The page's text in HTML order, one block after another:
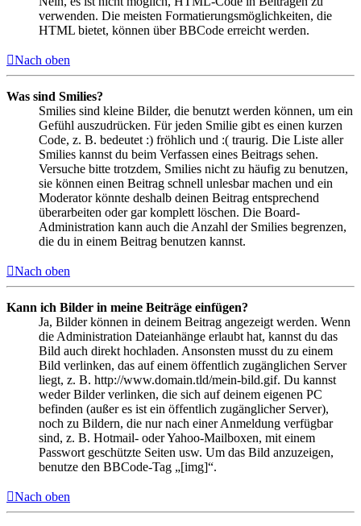
verwenden. Die meisten Formatierungsmöglichkeiten, die
HTML bietet, können über BBCode erreicht werden.
Nach oben
Was sind Smilies?
Smilies sind kleine Bilder, die benutzt werden können, um ein
Gefühl auszudrücken. Für jeden Smilie gibt es einen kurzen
Code, z. B. bedeutet :) fröhlich und :( traurig. Die Liste aller
Smilies kannst du beim Verfassen eines Beitrags sehen.
Versuche bitte trotzdem, Smilies nicht zu häufig zu benutzen,
sie können einen Beitrag schnell unlesbar machen und ein
Moderator könnte deshalb deinen Beitrag entsprechend
überarbeiten oder gar komplett löschen. Die Board-
Administration kann auch die Anzahl der Smilies begrenzen,
die du in einem Beitrag benutzen kannst.
Nach oben
Kann ich Bilder in meine Beiträge einfügen?
Ja, Bilder können in deinem Beitrag angezeigt werden. Wenn
die Administration Dateianhänge erlaubt hat, kannst du das
Bild auch direkt hochladen. Ansonsten musst du zu einem
Bild verlinken, das auf einem öffentlich zugänglichen Server
liegt, z. B. http://www.domain.tld/mein-bild.gif. Du kannst
weder Bilder verlinken, die sich auf deinem eigenen PC
befinden (außer es ist ein öffentlich zugänglicher Server),
noch zu Bildern, die nur nach einer Anmeldung verfügbar
sind, z. B. Hotmail- oder Yahoo-Mailboxen, mit einem
Passwort geschützte Seiten usw. Um das Bild anzuzeigen,
benutze den BBCode-Tag „[img]“.
Nach oben